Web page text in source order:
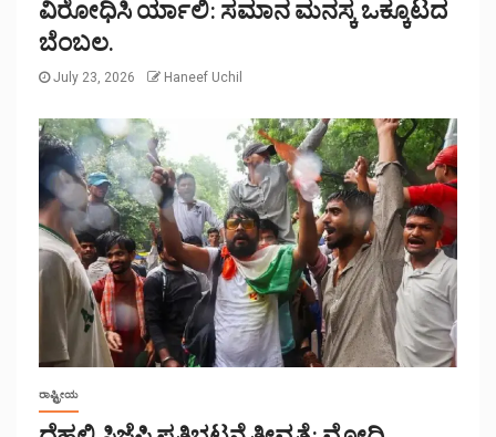
ವಿರೋಧಿಸಿ ರ್ಯಾಲಿ: ಸಮಾನ ಮನಸ್ಕ ಒಕ್ಕೂಟದ
ಬೆಂಬಲ.
July 23, 2026 Haneef Uchil
ರಾಷ್ಟ್ರೀಯ